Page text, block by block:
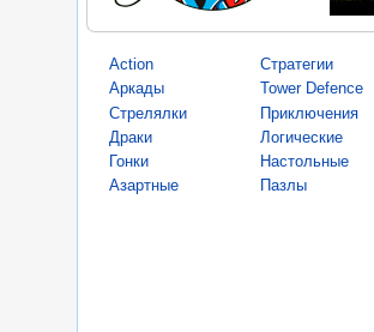
Action
Аркады
Стрелялки
Драки
Гонки
Азартные
Стратегии
Tower Defence
Приключения
Логические
Настольные
Пазлы